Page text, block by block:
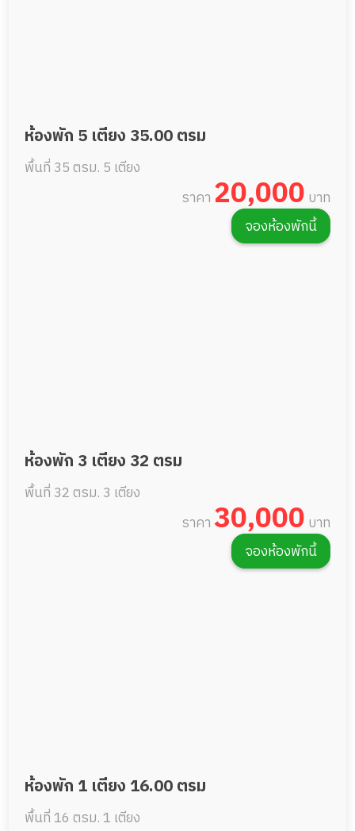
ห้องพัก 5 เตียง 35.00 ตรม
พื้นที่ 35 ตรม. 5 เตียง
ราคา 20,000 บาท
จองห้องพักนี้
ห้องพัก 3 เตียง 32 ตรม
พื้นที่ 32 ตรม. 3 เตียง
ราคา 30,000 บาท
จองห้องพักนี้
ห้องพัก 1 เตียง 16.00 ตรม
พื้นที่ 16 ตรม. 1 เตียง